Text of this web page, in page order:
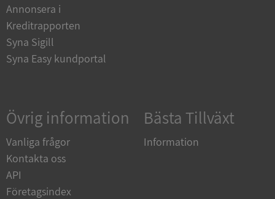
Annonsera i
Kreditrapporten
Syna Sigill
Syna Easy kundportal
Övrig information
Vanliga frågor
Kontakta oss
API
Företagsindex
Bästa Tillväxt
Information
VISITOR_PRIVACY_METADATA
Google